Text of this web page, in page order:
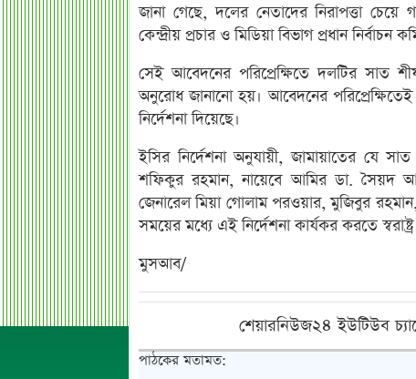
জানা গেছে, ‎‎দলের নেতাদের নিরাপত্তা চেয়ে
কেন্দ্রীয় প্রচার ও মিডিয়া বিভাগ প্রধান
সেই আবেদনের পরিপ্রেক্ষিতে দলটির সাত
অনুরোধ জানানো হয়। আবেদনের পরিপ্রেক্ষিতেই
নির্দেশনা দিয়েছে।
ইসির নির্দেশনা অনুযায়ী, জামায়াতের যে
শফিকুর রহমান, নায়েবে আমির ডা. সৈয়দ
জেনারেল মিয়া গোলাম পরওয়ার, মুজিবুর
সময়ের মধ্যে এই নির্দেশনা কার্যকর করতে
মুসআব/
শেয়ারনিউজ২৪ ইউটিউব
পাঠকের মতামত: